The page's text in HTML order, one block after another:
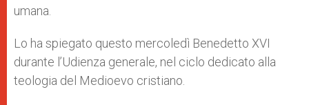
umana.
Lo ha spiegato questo mercoledì Benedetto XVI
durante l’Udienza generale, nel ciclo dedicato alla
teologia del Medioevo cristiano.